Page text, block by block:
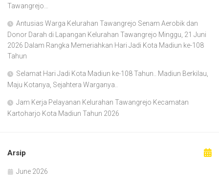
Tawangrejo…
Antusias Warga Kelurahan Tawangrejo Senam Aerobik dan
Donor Darah di Lapangan Kelurahan Tawangrejo Minggu, 21 Juni
2026 Dalam Rangka Memeriahkan Hari Jadi Kota Madiun ke-108
Tahun
Selamat Hari Jadi Kota Madiun ke-108 Tahun.. Madiun Berkilau,
Maju Kotanya, Sejahtera Warganya..
Jam Kerja Pelayanan Kelurahan Tawangrejo Kecamatan
Kartoharjo Kota Madiun Tahun 2026
Arsip
June 2026